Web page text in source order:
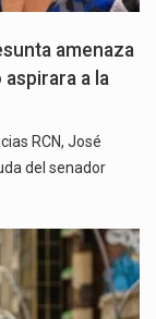
amenaza
a la
RCN, José
del senador